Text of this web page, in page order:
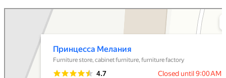
Принцесса Мелания
Мебельная фабрика в Москве и Московской области
Магазин мебели в Москве и Московской области